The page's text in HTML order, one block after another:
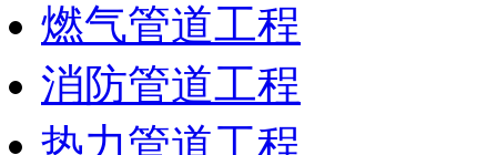
燃气管道工程
消防管道工程
热力管道工程